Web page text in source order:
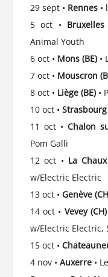
29 sept • Rennes•
5 oct • Bruxelles
Animal Youth
6 oct • Mons (BE)•
7 oct • Mouscron
8 oct • Liège (BE)•
10 oct • Strasbourg
11 oct •Chalon
Pom Galli
12 oct • La
w/Electric Electric
13 oct • Genève
14 oct • Vevey (CH)
w/Electric Electric,
15 oct •
4 nov • Auxerre•